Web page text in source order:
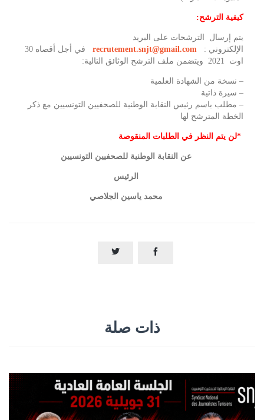
كيفية الترشح:
يتم إرسال الترشحات على البريد
الإلكتروني : recrutement.snjt@gmail.com
في أجل أقصاه 30
اوت 2021 ويتضمن ملف الترشح الوثائق التالية:
– نسخة من الشهادة العلمية
– سيرة ذاتية
– مطلب باسم رئيس النقابة الوطنية للصحفيين التونسيين مع ذكر
الخطة المترشح لها
*لن يتم النظر في الطلبات المنقوصة
عن النقابة الوطنية للصحفيين التونسيين
الرئيس
محمد ياسين الجلاصي


ذات صلة